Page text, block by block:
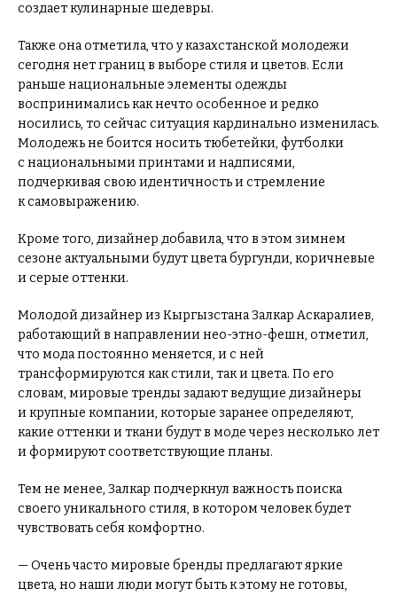
создает кулинарные шедевры.
Также она отметила, что у казахстанской молодежи
сегодня нет границ в выборе стиля и цветов. Если
раньше национальные элементы одежды
воспринимались как нечто особенное и редко
носились, то сейчас ситуация кардинально изменилась.
Молодежь не боится носить тюбетейки, футболки
с национальными принтами и надписями,
подчеркивая свою идентичность и стремление
к самовыражению.
Кроме того, дизайнер добавила, что в этом зимнем
сезоне актуальными будут цвета бургунди, коричневые
и серые оттенки.
Молодой дизайнер из Кыргызстана Залкар Аскаралиев,
работающий в направлении нео-этно-фешн, отметил,
что мода постоянно меняется, и с ней
трансформируются как стили, так и цвета. По его
словам, мировые тренды задают ведущие дизайнеры
и крупные компании, которые заранее определяют,
какие оттенки и ткани будут в моде через несколько лет
и формируют соответствующие планы.
Тем не менее, Залкар подчеркнул важность поиска
своего уникального стиля, в котором человек будет
чувствовать себя комфортно.
— Очень часто мировые бренды предлагают яркие
цвета, но наши люди могут быть к этому не готовы,